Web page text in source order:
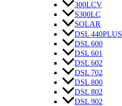
300LCV
S300LC
SOLAR
DSL 440PLUS
DSL 600
DSL 601
DSL 602
DSL 702
DSL 800
DSL 802
DSL 902